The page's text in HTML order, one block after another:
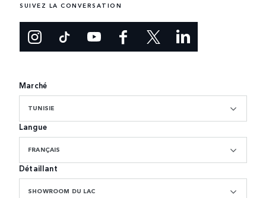
SUIVEZ LA CONVERSATION
Marché
TUNISIE
Langue
FRANÇAIS
Détaillant
SHOWROOM DU LAC